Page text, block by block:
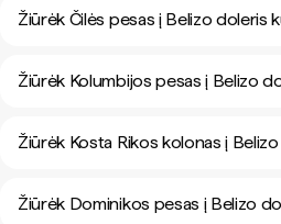
Žiūrėk Čilės pesas į Belizo doleris
Žiūrėk Kolumbijos pesas į Belizo
Žiūrėk Kosta Rikos kolonas į
Žiūrėk Dominikos pesas į Belizo